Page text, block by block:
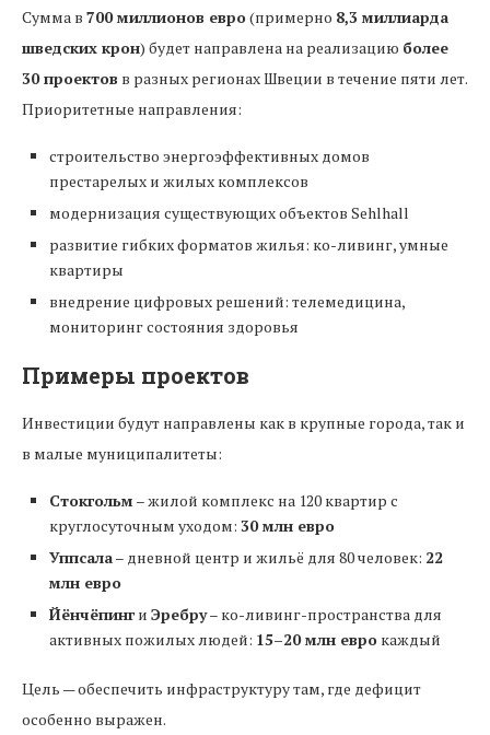
Сумма в 700 миллионов евро(примерно 8,3 миллиарда
шведских крон) будет направлена на реализацию более
30 проектов в разных регионах Швеции в течение пяти лет.
Приоритетные направления:
строительство энергоэффективных домов
престарелых и жилых комплексов
модернизация существующих объектов Sehlhall
развитие гибких форматов жилья: ко-ливинг, умные
квартиры
внедрение цифровых решений: телемедицина,
мониторинг состояния здоровья
Примеры проектов
Инвестиции будут направлены как в крупные города, так и
в малые муниципалитеты:
Стокгольм– жилой комплекс на 120 квартир с
круглосуточным уходом: 30 млн евро
Уппсала– дневной центр и жильё для 80 человек: 22
млн евро
Йёнчёпинги Эребру– ко-ливинг-пространства для
активных пожилых людей: 15–20 млн евро каждый
Цель — обеспечить инфраструктуру там, где дефицит
особенно выражен.